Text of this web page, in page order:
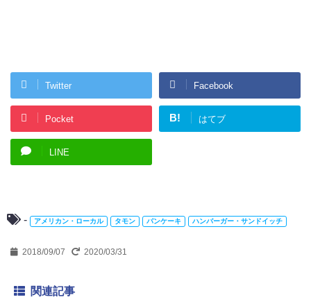
Twitter Facebook
Pocket B! はてブ
LINE
- アメリカン・ローカル タモン パンケーキ ハンバーガー・サンドイッチ
2018/09/07 2020/03/31
関連記事